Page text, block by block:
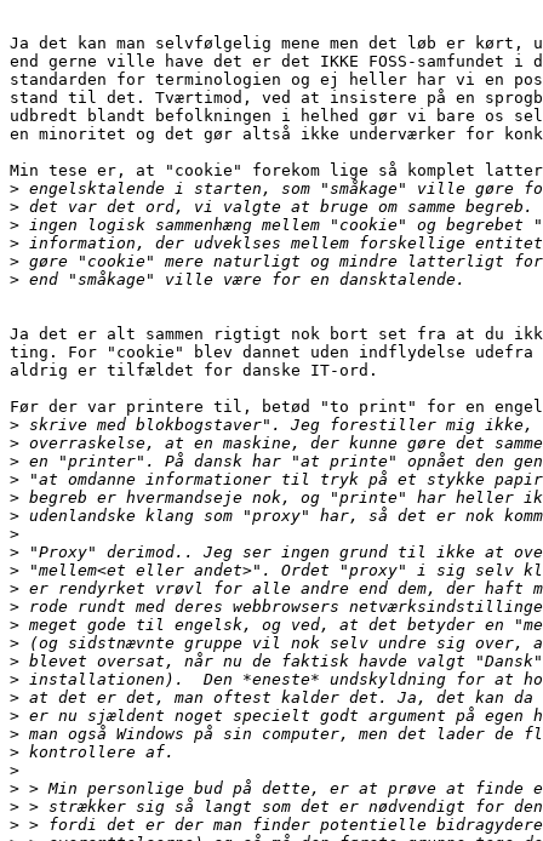
Ja det kan man selvfølgelig mene men det løb er kørt,
end gerne ville have det er det IKKE FOSS-samfundet i
standarden for terminologien og ej heller har vi en
stand til det. Tværtimod, ved at insistere på en
udbredt blandt befolkningen i helhed gør vi bare os
en minoritet og det gør altså ikke underværker for
Min tese er, at "cookie" forekom lige så komplet
>
>
>
>
>
>
Ja det er alt sammen rigtigt nok bort set fra at du ikke
ting. For "cookie" blev dannet uden indflydelse udefra
aldrig er tilfældet for danske IT-ord.
Før der var printere til, betød "to print" for en
>
>
>
>
>
>
>
>
>
>
>
>
>
>
>
>
>
>
>
>
>
>
>